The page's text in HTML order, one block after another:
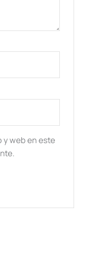
y web en este